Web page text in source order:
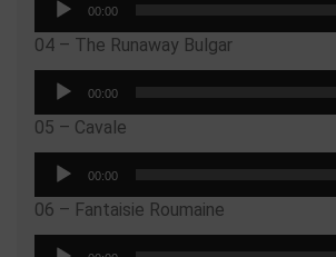
00:00
04 – The Runaway Bulgar
Lecteur
00:00
05 – Cavale
Lecteur
00:00
06 – Fantaisie Roumaine
Lecteur